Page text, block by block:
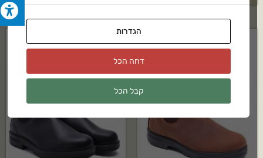
הגדרות
דחה הכל
קבל הכל